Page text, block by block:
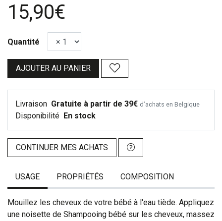
15,90€
Quantité
AJOUTER AU PANIER
Livraison Gratuite à partir de 39€ d’achats en Belgique
Disponibilité En stock
CONTINUER MES ACHATS
USAGE PROPRIÉTÉS COMPOSITION
Mouillez les cheveux de votre bébé à l'eau tiède. Appliquez
une noisette de Shampooing bébé sur les cheveux, massez